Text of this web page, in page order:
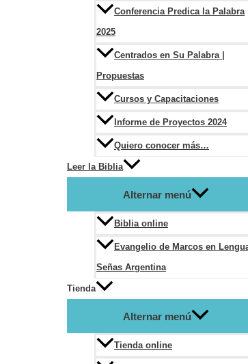
Conferencia Predica la Palabra
2025
Centrados en Su Palabra |
Propuestas
Cursos y Capacitaciones
Informe de Proyectos 2024
Quiero conocer más…
Leer la Biblia
Alternar menú
Biblia online
Evangelio de Marcos en
Señas Argentina
Tienda
Alternar menú
Tienda online